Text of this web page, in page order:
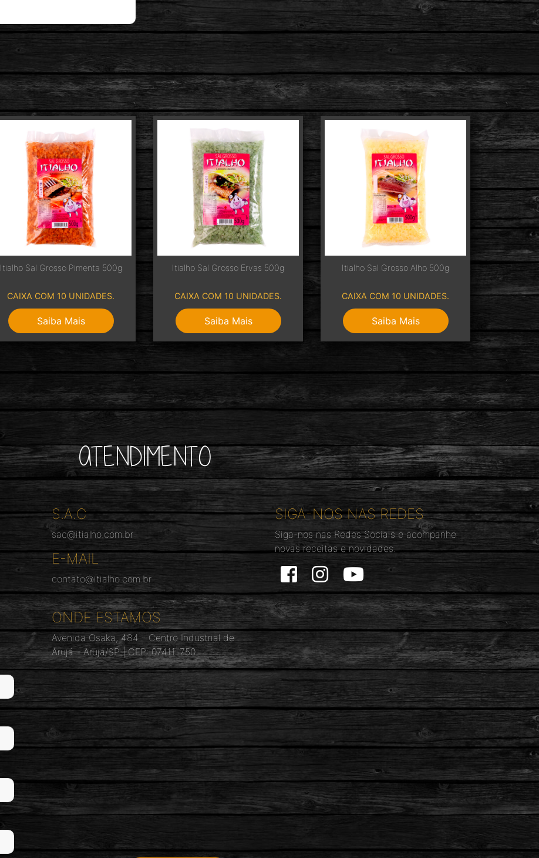
Itialho Sal Grosso Pimenta 500g
CAIXA COM 10 UNIDADES.
Saiba Mais
Itialho Sal Grosso Ervas 500g
CAIXA COM 10 UNIDADES.
Saiba Mais
Itialho Sal Grosso Alho 500g
CAIXA COM 10 UNIDADES.
Saiba Mais
ATENDIMENTO
S.A.C
sac@itialho.com.br
E-MAIL
contato@itialho.com.br
ONDE ESTAMOS
Avenida Osaka, 484 - Centro Industrial de
Arujá - Arujá/SP | CEP: 07411-750
SIGA-NOS NAS REDES
Siga-nos nas Redes Sociais e acompanhe
novas receitas e novidades.